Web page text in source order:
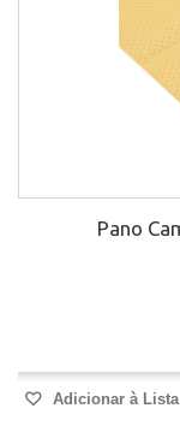
Pano
Adicionar à